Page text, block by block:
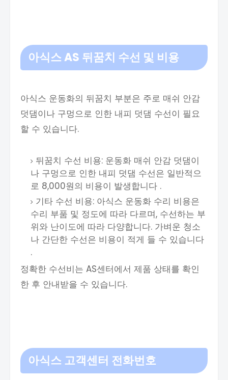
아식스 AS 뒤꿈치 수선 및 비용
아식스 운동화의 뒤꿈치 부분은 주로 매쉬 안감
덧댐이나 구멍으로 인한 내피 덧댐 수선이 필요
할 수 있습니다.
뒤꿈치 수선 비용: 운동화 매쉬 안감 덧댐이
나 구멍으로 인한 내피 덧댐 수선은 일반적으
로 8,000원의 비용이 발생합니다 .
기타 수선 비용: 아식스 운동화 수리 비용은
수리 부품 및 정도에 따라 다르며, 수선하는 부
위와 난이도에 따라 다양합니다. 가벼운 청소
나 간단한 수선은 비용이 적게 들 수 있습니다
.
정확한 수선비는 AS센터에서 제품 상태를 확인
한 후 안내받을 수 있습니다.
아식스 고객센터 전화번호